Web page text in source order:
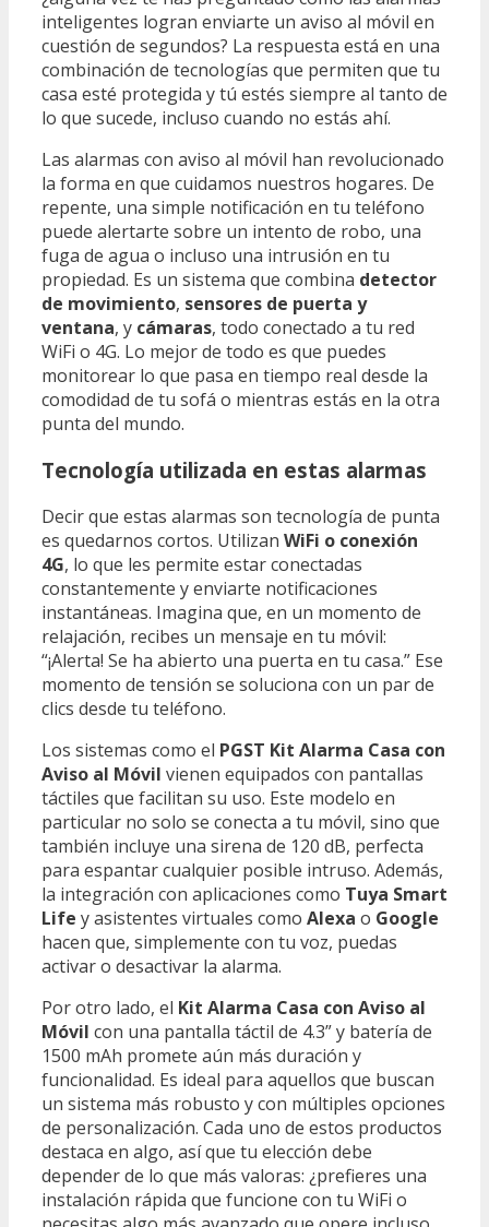
inteligentes logran enviarte un aviso al móvil en
cuestión de segundos? La respuesta está en una
combinación de tecnologías que permiten que tu
casa esté protegida y tú estés siempre al tanto de
lo que sucede, incluso cuando no estás ahí.
Las alarmas con aviso al móvil han revolucionado
la forma en que cuidamos nuestros hogares. De
repente, una simple notificación en tu teléfono
puede alertarte sobre un intento de robo, una
fuga de agua o incluso una intrusión en tu
propiedad. Es un sistema que combina detector
de movimiento, sensores de puerta y
ventana, y cámaras, todo conectado a tu red
WiFi o 4G. Lo mejor de todo es que puedes
monitorear lo que pasa en tiempo real desde la
comodidad de tu sofá o mientras estás en la otra
punta del mundo.
Tecnología utilizada en estas alarmas
Decir que estas alarmas son tecnología de punta
es quedarnos cortos. Utilizan WiFi o conexión
4G, lo que les permite estar conectadas
constantemente y enviarte notificaciones
instantáneas. Imagina que, en un momento de
relajación, recibes un mensaje en tu móvil:
“¡Alerta! Se ha abierto una puerta en tu casa.” Ese
momento de tensión se soluciona con un par de
clics desde tu teléfono.
Los sistemas como el PGST Kit Alarma Casa con
Aviso al Móvil vienen equipados con pantallas
táctiles que facilitan su uso. Este modelo en
particular no solo se conecta a tu móvil, sino que
también incluye una sirena de 120 dB, perfecta
para espantar cualquier posible intruso. Además,
la integración con aplicaciones como Tuya Smart
Life y asistentes virtuales como Alexa o Google
hacen que, simplemente con tu voz, puedas
activar o desactivar la alarma.
Por otro lado, el Kit Alarma Casa con Aviso al
Móvil con una pantalla táctil de 4.3” y batería de
1500 mAh promete aún más duración y
funcionalidad. Es ideal para aquellos que buscan
un sistema más robusto y con múltiples opciones
de personalización. Cada uno de estos productos
destaca en algo, así que tu elección debe
depender de lo que más valoras: ¿prefieres una
instalación rápida que funcione con tu WiFi o